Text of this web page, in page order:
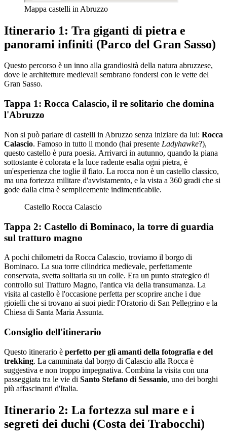
Mappa castelli in Abruzzo
Itinerario 1: Tra giganti di pietra e
panorami infiniti (Parco del Gran Sasso)
Questo percorso è un inno alla grandiosità della natura abruzzese,
dove le architetture medievali sembrano fondersi con le vette del
Gran Sasso.
Tappa 1: Rocca Calascio, il re solitario che domina
l'Abruzzo
Non si può parlare di castelli in Abruzzo senza iniziare da lui: Rocca
Calascio. Famoso in tutto il mondo (hai presente Ladyhawke?),
questo castello è pura poesia. Arrivarci in autunno, quando la piana
sottostante è colorata e la luce radente esalta ogni pietra, è
un'esperienza che toglie il fiato. La rocca non è un castello classico,
ma una fortezza militare d'avvistamento, e la vista a 360 gradi che si
gode dalla cima è semplicemente indimenticabile.
Castello Rocca Calascio
Tappa 2: Castello di Bominaco, la torre di guardia
sul tratturo magno
A pochi chilometri da Rocca Calascio, troviamo il borgo di
Bominaco. La sua torre cilindrica medievale, perfettamente
conservata, svetta solitaria su un colle. Era un punto strategico di
controllo sul Tratturo Magno, l'antica via della transumanza. La
visita al castello è l'occasione perfetta per scoprire anche i due
gioielli che si trovano ai suoi piedi: l'Oratorio di San Pellegrino e la
Chiesa di Santa Maria Assunta.
Consiglio dell'itinerario
Questo itinerario è perfetto per gli amanti della fotografia e del
trekking. La camminata dal borgo di Calascio alla Rocca è
suggestiva e non troppo impegnativa. Combina la visita con una
passeggiata tra le vie di Santo Stefano di Sessanio, uno dei borghi
più affascinanti d'Italia.
Itinerario 2: La fortezza sul mare e i
segreti dei duchi (Costa dei Trabocchi)